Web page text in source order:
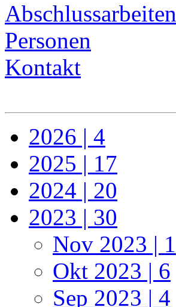
Abschlussarbeiten
Personen
Kontakt
2026 | 4
2025 | 17
2024 | 20
2023 | 30
Nov 2023 | 1
Okt 2023 | 6
Sep 2023 | 4